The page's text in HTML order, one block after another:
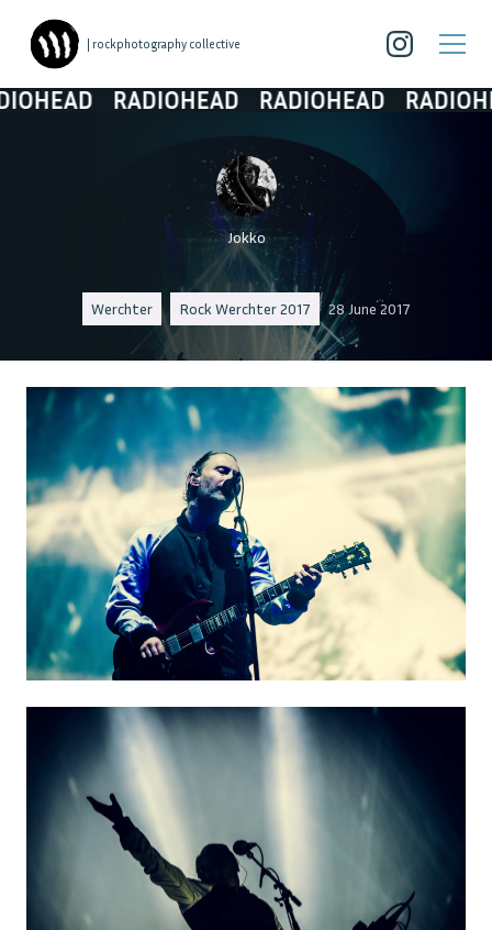
| rockphotography collective
RADIOHEAD RADIOHEAD RADIOHEAD
Jokko
Werchter Rock Werchter 2017 28 June 2017